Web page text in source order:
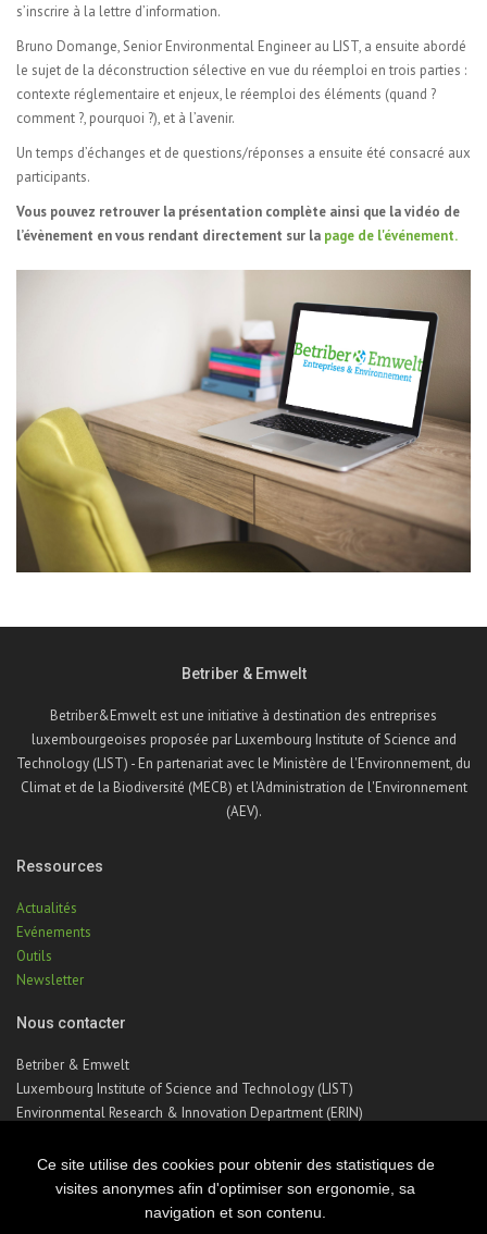
Ce site utilise des cookies pour obtenir des statistiques de
visites anonymes afin d'optimiser son ergonomie, sa
navigation et son contenu.
s’inscrire à la lettre d’information.
Bruno Domange, Senior Environmental Engineer au LIST, a ensuite abordé
le sujet de la déconstruction sélective en vue du réemploi en trois parties :
contexte réglementaire et enjeux, le réemploi des éléments (quand ?
comment ?, pourquoi ?), et à l’avenir.
Un temps d’échanges et de questions/réponses a ensuite été consacré aux
participants.
Vous pouvez retrouver la présentation complète ainsi que la vidéo de
l’évènement en vous rendant directement sur la page de l'événement.
Betriber & Emwelt
Betriber&Emwelt est une initiative à destination des entreprises
luxembourgeoises proposée par Luxembourg Institute of Science and
Technology (LIST) - En partenariat avec le Ministère de l'Environnement, du
Climat et de la Biodiversité (MECB) et l'Administration de l'Environnement
(AEV).
Ressources
Actualités
Evénements
Outils
Newsletter
Nous contacter
Betriber & Emwelt
Luxembourg Institute of Science and Technology (LIST)
Environmental Research & Innovation Department (ERIN)
Téléphone : +352 275 888 – 1
Email :betriber-emwelt@list.lu